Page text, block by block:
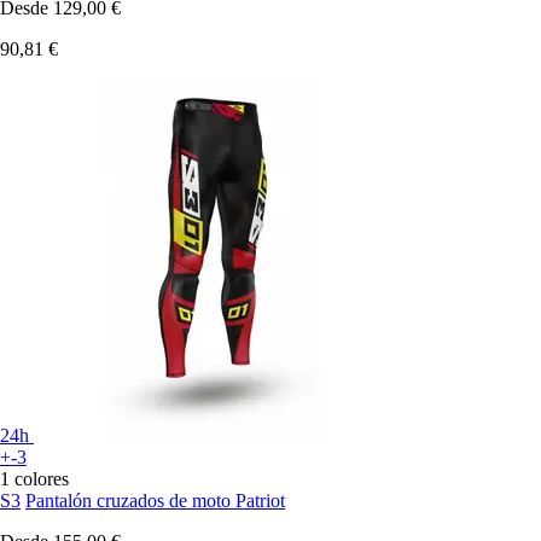
Desde 129,00 €
90,81 €
24h
+-3
1 colores
S3 Pantalón cruzados de moto Patriot